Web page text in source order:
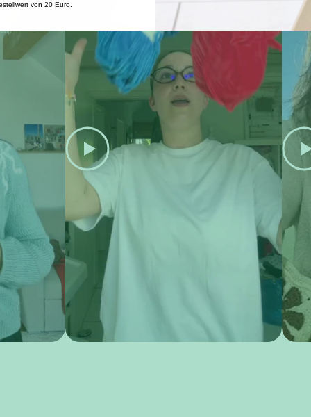
von 20 Euro.